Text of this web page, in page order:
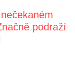
podraží